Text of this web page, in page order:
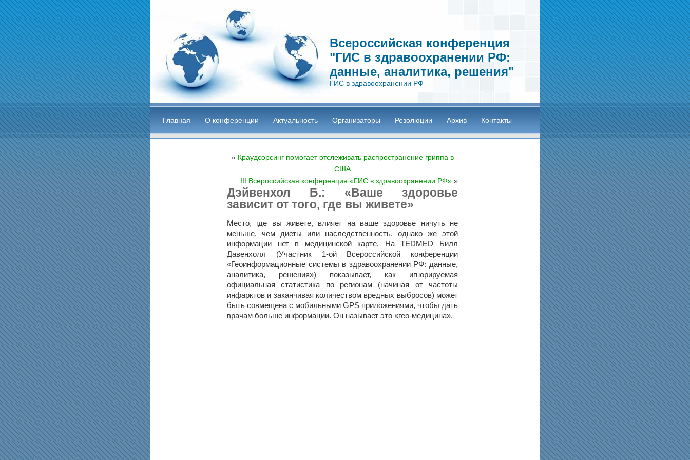
Всероссийская конференция
"ГИС в здравоохранении РФ:
данные, аналитика, решения"
ГИС в здравоохранении РФ
Главная О конференции Актуальность Организаторы Резолюции Архив Контакты
« Краудсорсинг помогает отслеживать распространение гриппа в
США
III Всероссийская конференция «ГИС в здравоохранении РФ» »
Дэйвенхол Б.: «Ваше здоровье
зависит от того, где вы живете»
Место, где вы живете, влияет на ваше здоровье ничуть не
меньше, чем диеты или наследственность, однако же этой
информации нет в медицинской карте. На TEDMED Билл
Давенхолл (Участник 1-ой Всероссийской конференции
«Геоинформационные системы в здравоохранении РФ: данные,
аналитика, решения») показывает, как игнорируемая
официальная статистика по регионам (начиная от частоты
инфарктов и заканчивая количеством вредных выбросов) может
быть совмещена с мобильными GPS приложениями, чтобы дать
врачам больше информации. Он называет это «гео-медицина».